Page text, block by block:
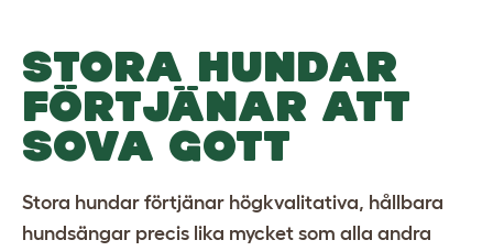
STORA HUNDAR
FÖRTJÄNAR ATT
SOVA GOTT
Stora hundar förtjänar högkvalitativa, hållbara
hundsängar precis lika mycket som alla andra